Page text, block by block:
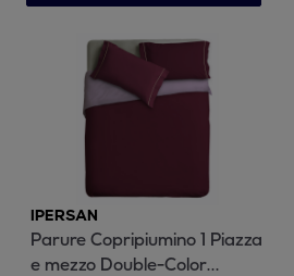
IPERSAN
Parure Copripiumino 1 Piazza
e mezzo Double-Color